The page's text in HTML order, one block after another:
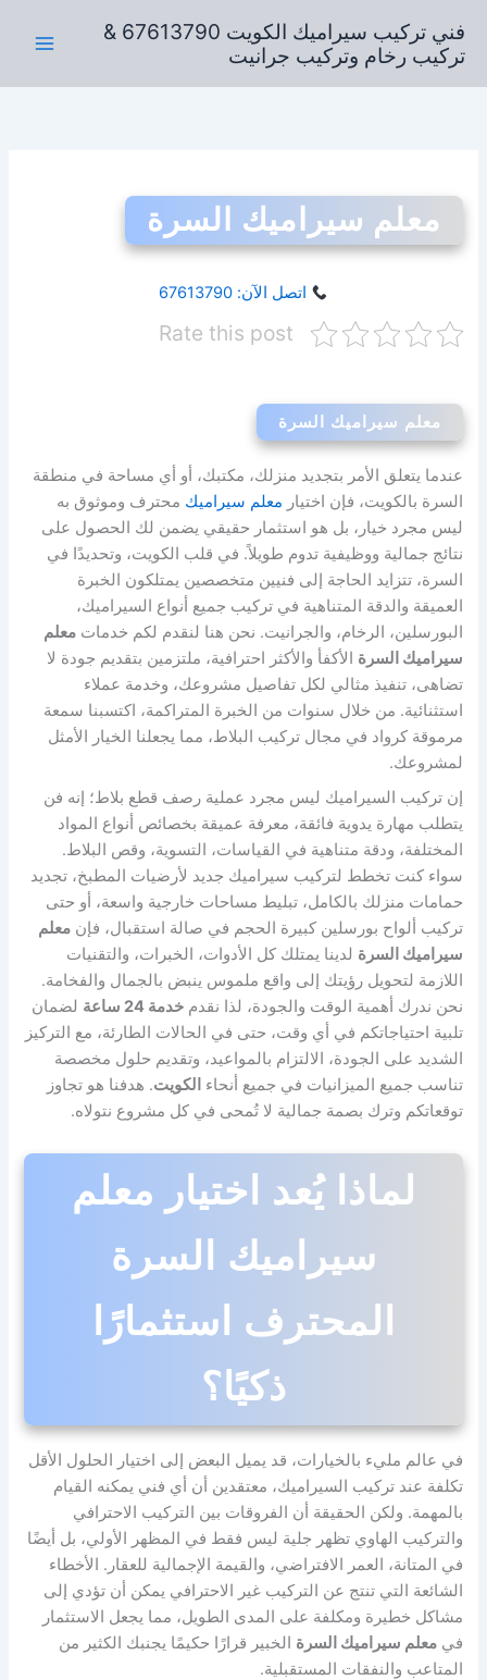
المحتوى
فني تركيب سيراميك الكويت 67613790 &
تركيب رخام وتركيب جرانيت
معلم سيراميك السرة
اتصل الآن: 67613790
Rate this post
معلم سيراميك السرة
عندما يتعلق الأمر بتجديد منزلك، مكتبك، أو أي مساحة في منطقة
السرة بالكويت، فإن اختيار معلم سيراميك محترف وموثوق به
ليس مجرد خيار، بل هو استثمار حقيقي يضمن لك الحصول على
نتائج جمالية ووظيفية تدوم طويلاً. في قلب الكويت، وتحديدًا في
السرة، تتزايد الحاجة إلى فنيين متخصصين يمتلكون الخبرة
العميقة والدقة المتناهية في تركيب جميع أنواع السيراميك،
البورسلين، الرخام، والجرانيت. نحن هنا لنقدم لكم خدماتمعلم
سيراميك السرة الأكفأ والأكثر احترافية، ملتزمين بتقديم جودة لا
تضاهى، تنفيذ مثالي لكل تفاصيل مشروعك، وخدمة عملاء
استثنائية. من خلال سنوات من الخبرة المتراكمة، اكتسبنا سمعة
مرموقة كرواد في مجال تركيب البلاط، مما يجعلنا الخيار الأمثل
لمشروعك.
إن تركيب السيراميك ليس مجرد عملية رصف قطع بلاط؛ إنه فن
يتطلب مهارة يدوية فائقة، معرفة عميقة بخصائص أنواع المواد
المختلفة، ودقة متناهية في القياسات، التسوية، وقص البلاط.
سواء كنت تخطط لتركيب سيراميك جديد لأرضيات المطبخ، تجديد
حمامات منزلك بالكامل، تبليط مساحات خارجية واسعة، أو حتى
تركيب ألواح بورسلين كبيرة الحجم في صالة استقبال، فإنمعلم
سيراميك السرة لدينا يمتلك كل الأدوات، الخبرات، والتقنيات
اللازمة لتحويل رؤيتك إلى واقع ملموس ينبض بالجمال والفخامة.
نحن ندرك أهمية الوقت والجودة، لذا نقدمخدمة 24 ساعة
لضمان
تلبية احتياجاتكم في أي وقت، حتى في الحالات الطارئة، مع التركيز
الشديد على الجودة، الالتزام بالمواعيد، وتقديم حلول مخصصة
تناسب جميع الميزانيات في جميع أنحاء الكويت. هدفنا هو تجاوز
توقعاتكم وترك بصمة جمالية لا تُمحى في كل مشروع نتولاه.
لماذا يُعد اختيار معلم
سيراميك السرة
المحترف استثمارًا
ذكيًا؟
في عالم مليء بالخيارات، قد يميل البعض إلى اختيار الحلول الأقل
تكلفة عند تركيب السيراميك، معتقدين أن أي فني يمكنه القيام
بالمهمة. ولكن الحقيقة أن الفروقات بين التركيب الاحترافي
والتركيب الهاوي تظهر جلية ليس فقط في المظهر الأولي، بل أيضًا
في المتانة، العمر الافتراضي، والقيمة الإجمالية للعقار. الأخطاء
الشائعة التي تنتج عن التركيب غير الاحترافي يمكن أن تؤدي إلى
مشاكل خطيرة ومكلفة على المدى الطويل، مما يجعل الاستثمار
فيمعلم سيراميك السرة الخبير قرارًا حكيمًا يجنبك الكثير من
المتاعب والنفقات المستقبلية.